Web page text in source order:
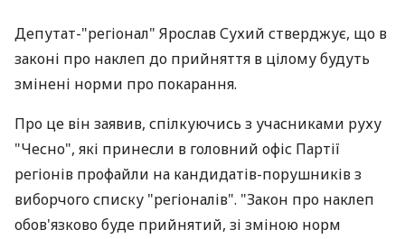
Депутат-"регіонал" Ярослав Сухий стверджує, що в
законі про наклеп до прийняття в цілому будуть
змінені норми про покарання.
Про це він заявив, спілкуючись з учасниками руху
"Чесно", які принесли в головний офіс Партії
регіонів профайли на кандидатів-порушників з
виборчого списку "регіоналів". "Закон про наклеп
обов'язково буде прийнятий, зі зміною норм